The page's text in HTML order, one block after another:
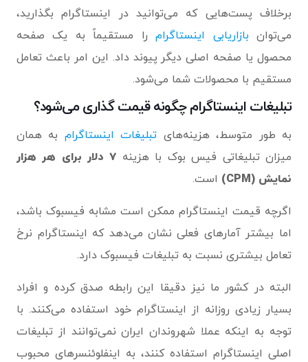
برخلاف پست‌هایی که می‌توانید در اینستاگرام بگذارید،
می‌توان بازاریابی اینستاگرامرا مستقیماً به یک صفحه
محصول یا صفحه اصلی دیگر پیوند داد. این امر باعث تعامل
مستقیم با محصولات شما می‌شود.
تبلیغات اینستاگرام چگونه قیمت گذاری می‌شود؟
به طور متوسط​​، هزینه‌های تبلیغات اینستاگرام به همان
میزان تبلیغاتی فیس بوک با هزینه
۷ دلار برای هر هزار
نمایش (CPM)
است.
اگرچه قیمت اینستاگرام ممکن است مشابه فیسبوک باشد،
اما بیشتر آمارهای فعلی نشان می‌دهد که اینستاگرام نرخ
تعامل بیشتری نسبت به تبلیغات فیسبوک دارد.
البته در کشور ما نیز دقیقا این رابطه صدق کرده و افراد
بسیار زیادی روزانه از اینستاگرام خود استفاده می‌کنند. با
توجه به اینکه عملا شهروندان ایران نمی‌توانند از تبلیغات
اصلی اینستاگرام استفاده کنند، به اینفلوئنسرهای محبوب